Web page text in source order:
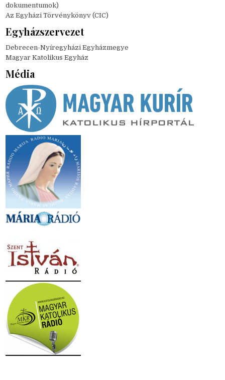
dokumentumok)
Az Egyházi Törvénykönyv (CIC)
Egyházszervezet
Debrecen-Nyíregyházi Egyházmegye
Magyar Katolikus Egyház
Média